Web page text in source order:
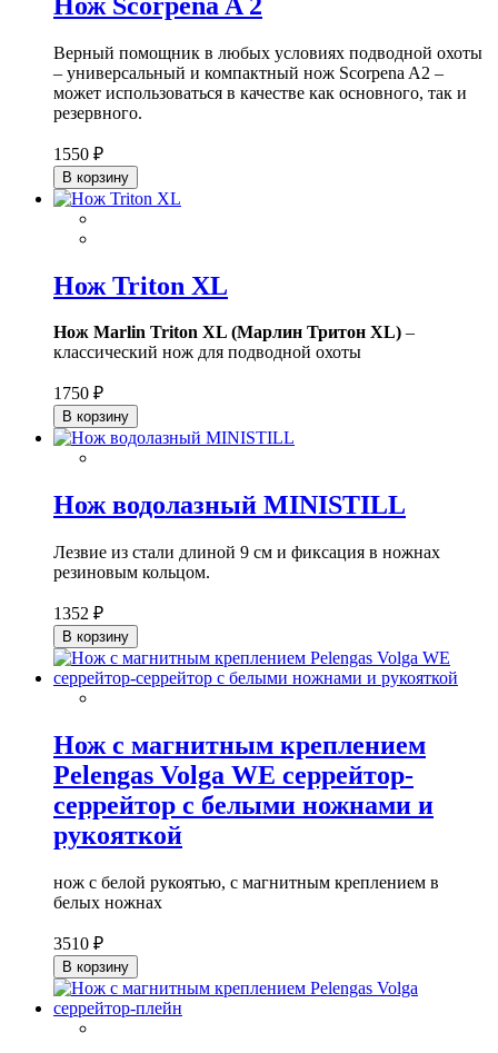
Верный помощник в любых условиях подводной охоты
– универсальный и компактный нож Scorpena A2 –
может использоваться в качестве как основного, так и
резервного.
1550 ₽
В корзину
Нож Triton XL
Нож Marlin Triton XL (Марлин Тритон XL) –
классический нож для подводной охоты
1750 ₽
В корзину
Нож водолазный MINISTILL
Лезвие из стали длиной 9 см и фиксация в ножнах
резиновым кольцом.
1352 ₽
В корзину
Нож с магнитным креплением
Pelengas Volga WE серрейтор-
серрейтор с белыми ножнами и
рукояткой
нож c белой рукоятью, с магнитным креплением в
белых ножнах
3510 ₽
В корзину